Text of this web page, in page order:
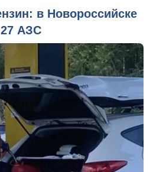
в Новороссийске
АЗС